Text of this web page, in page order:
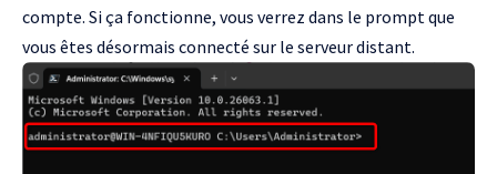
compte. Si ça fonctionne, vous verrez dans le prompt que
vous êtes désormais connecté sur le serveur distant.